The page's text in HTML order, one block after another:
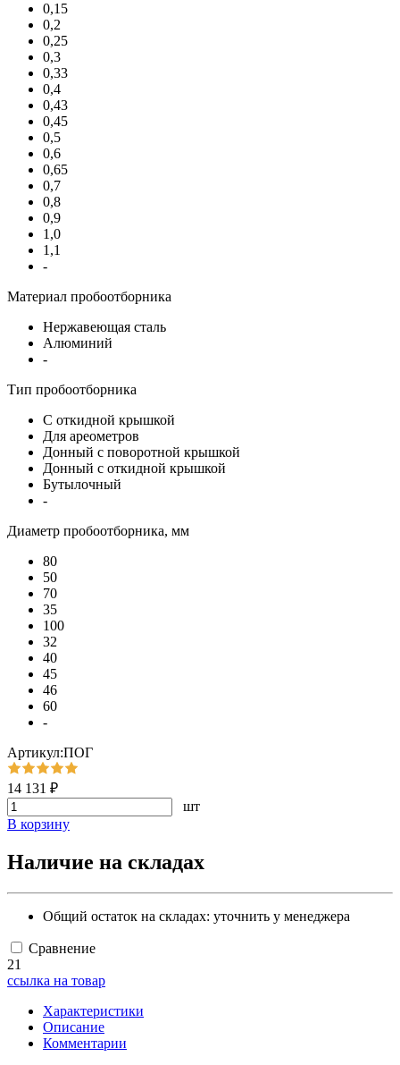
0,15
0,2
0,25
0,3
0,33
0,4
0,43
0,45
0,5
0,6
0,65
0,7
0,8
0,9
1,0
1,1
-
Материал пробоотборника
Нержавеющая сталь
Алюминий
-
Тип пробоотборника
С откидной крышкой
Для ареометров
Донный с поворотной крышкой
Донный с откидной крышкой
Бутылочный
-
Диаметр пробоотборника, мм
80
50
70
35
100
32
40
45
46
60
-
Артикул:ПОГ
14 131 ₽
шт
В корзину
Наличие на складах
Общий остаток на складах: уточнить у менеджера
Сравнение
21
ссылка на товар
Характеристики
Описание
Комментарии